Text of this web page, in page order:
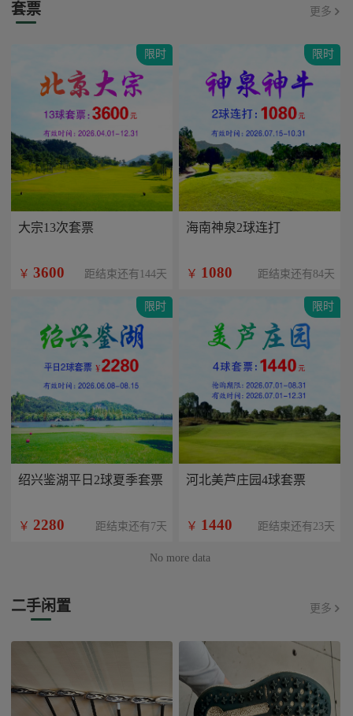
套票 更多
限时
大宗13次套票
￥ 3600 距结束还有144天
限时
海南神泉2球连打
￥ 1080 距结束还有84天
限时
绍兴鉴湖平日2球夏季套票
￥ 2280 距结束还有7天
限时
河北美芦庄园4球套票
￥ 1440 距结束还有23天
No more data
二手闲置 更多